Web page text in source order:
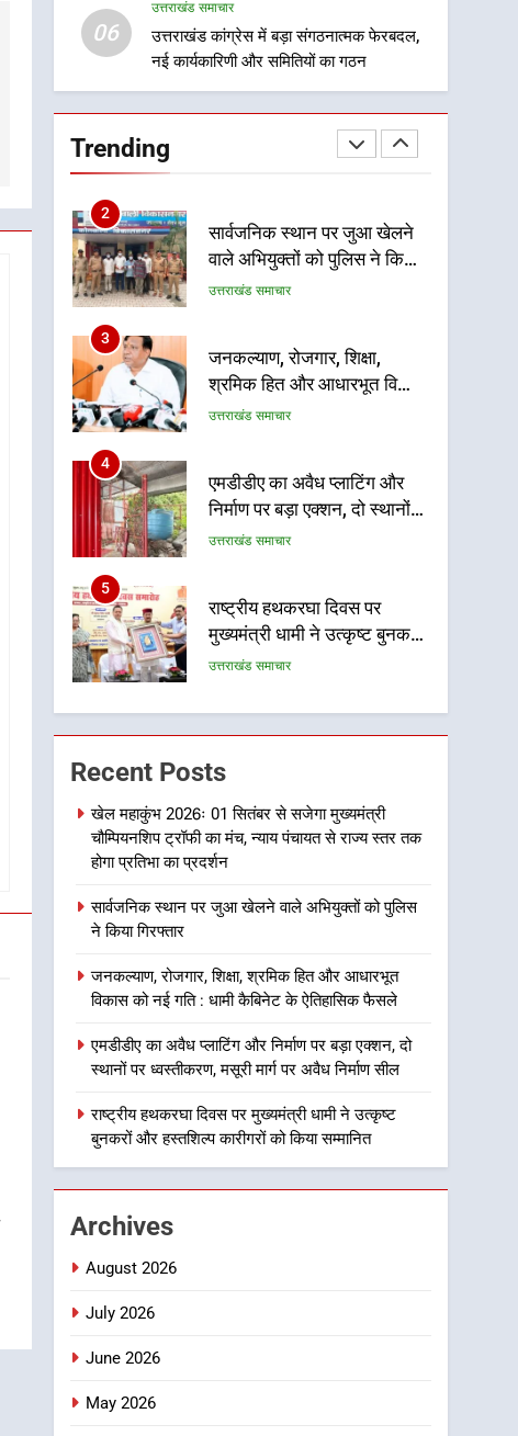
06
उत्तराखंड समाचार
उत्तराखंड कांग्रेस में बड़ा संगठनात्मक फेरबदल,
नई कार्यकारिणी और समितियों का गठन
Trending
से सजेगा मुख्यमंत्री चौम्पियनशिप
ट्रॉफी का मंच, न्याय पंचायत से
राज्य स्तर तक होगा प्रतिभा का
प्रदर्शन
उत्तराखंड समाचार
2
सार्वजनिक स्थान पर जुआ खेलने
वाले अभियुक्तों को पुलिस ने किया
3
जनकल्याण, रोजगार, शिक्षा,
श्रमिक हित और आधारभूत विकास
को नई गति : धामी कैबिनेट के
उत्तराखंड समाचार
4
एमडीडीए का अवैध प्लाटिंग और
निर्माण पर बड़ा एक्शन, दो स्थानों
पर ध्वस्तीकरण, मसूरी मार्ग पर
उत्तराखंड समाचार
5
राष्ट्रीय हथकरघा दिवस पर
मुख्यमंत्री धामी ने उत्कृष्ट बुनकरों
और हस्तशिल्प कारीगरों को किया
उत्तराखंड समाचार
6
उत्तराखंड कांग्रेस में बड़ा
संगठनात्मक फेरबदल, नई
कार्यकारिणी और समितियों का
उत्तराखंड समाचार
7
मुख्यमंत्री धामी बोले- युवाओं को
रोजगार देना सरकार की सर्वोच्च
हजारों पदों पर की जाएगी भर्ती
8
दिल्ली-देहरादून आर्थिक कॉरिडोर
बाईपास परियोजना का डीएम ने
गुणवत्तापूर्ण निर्माण सुनिश्चित करने
के निर्देश, सुरक्षा मानकों से कोई
उत्तराखंड समाचार
1
खेल महाकुंभ 2026ः 01 सितंबर
से सजेगा मुख्यमंत्री चौम्पियनशिप
ट्रॉफी का मंच, न्याय पंचायत से
राज्य स्तर तक होगा प्रतिभा का
उत्तराखंड समाचार
सार्वजनिक स्थान पर जुआ खेलने
वाले अभियुक्तों को पुलिस ने किया
गिरफ्तार
उत्तराखंड समाचार
3
Recent Posts
खेल महाकुंभ 2026ः 01 सितंबर से सजेगा मुख्यमंत्री
चौम्पियनशिप ट्रॉफी का मंच, न्याय पंचायत से राज्य स्तर तक
होगा प्रतिभा का प्रदर्शन
सार्वजनिक स्थान पर जुआ खेलने वाले अभियुक्तों को पुलिस
ने किया गिरफ्तार
जनकल्याण, रोजगार, शिक्षा, श्रमिक हित और आधारभूत
विकास को नई गति : धामी कैबिनेट के ऐतिहासिक फैसले
एमडीडीए का अवैध प्लाटिंग और निर्माण पर बड़ा एक्शन, दो
स्थानों पर ध्वस्तीकरण, मसूरी मार्ग पर अवैध निर्माण सील
राष्ट्रीय हथकरघा दिवस पर मुख्यमंत्री धामी ने उत्कृष्ट
बुनकरों और हस्तशिल्प कारीगरों को किया सम्मानित
Archives
August 2026
July 2026
June 2026
May 2026